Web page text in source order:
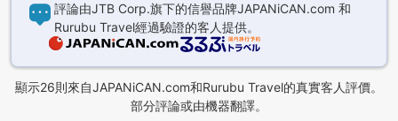
評論由JTB Corp.旗下的信譽品牌JAPANiCAN.com 和
Rurubu Travel經過驗證的客人提供。
顯示26則來自JAPANiCAN.com和Rurubu Travel的真實客人評價。
部分評論或由機器翻譯。